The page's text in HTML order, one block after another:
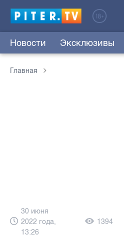
Новости Эксклюзивы
Главная
30 июня
2022 года,
13:26
1394